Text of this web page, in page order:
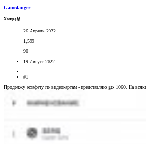
Game4anger
Холдер🥉
26 Апрель 2022
1,599
90
19 Август 2022
#1
Продолжу эстафету по видеокартам - представляю gtx 1060. На